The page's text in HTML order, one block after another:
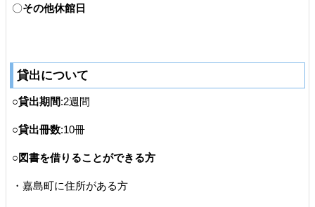
〇その他休館日
貸出について
○貸出期間:2週間
○貸出冊数:10冊
○ 図書を借りることができる方
・嘉島町に住所がある方